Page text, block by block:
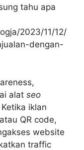
tahu apa
2023/11/12/
dengan-
alat seo
iklan
QR code,
website
traffic